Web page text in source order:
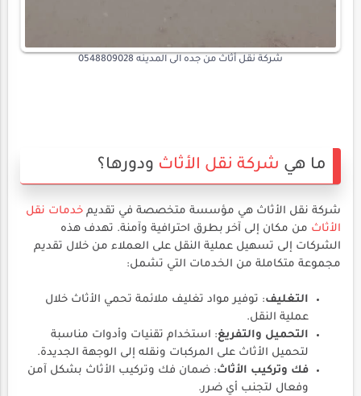
شركة نقل أثاث من جده الى المدينه 0548809028
ما هي شركة نقل الأثاث ودورها؟
شركة نقل الأثاث هي مؤسسة متخصصة في تقديم خدمات نقل
الأثاث من مكان إلى آخر بطرق احترافية وآمنة. تهدف هذه
الشركات إلى تسهيل عملية النقل على العملاء من خلال تقديم
مجموعة متكاملة من الخدمات التي تشمل:
التغليف: توفير مواد تغليف ملائمة تحمي الأثاث خلال
عملية النقل.
التحميل والتفريغ: استخدام تقنيات وأدوات مناسبة
لتحميل الأثاث على المركبات ونقله إلى الوجهة الجديدة.
فك وتركيب الأثاث: ضمان فك وتركيب الأثاث بشكل آمن
وفعال لتجنب أي ضرر.